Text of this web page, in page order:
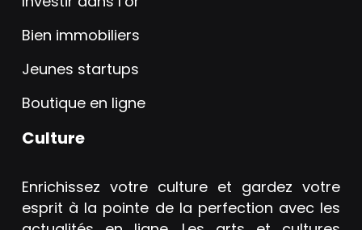
Bien immobiliers
Jeunes startups
Boutique en ligne
Culture
Enrichissez votre culture et gardez votre
esprit à la pointe de la perfection avec les